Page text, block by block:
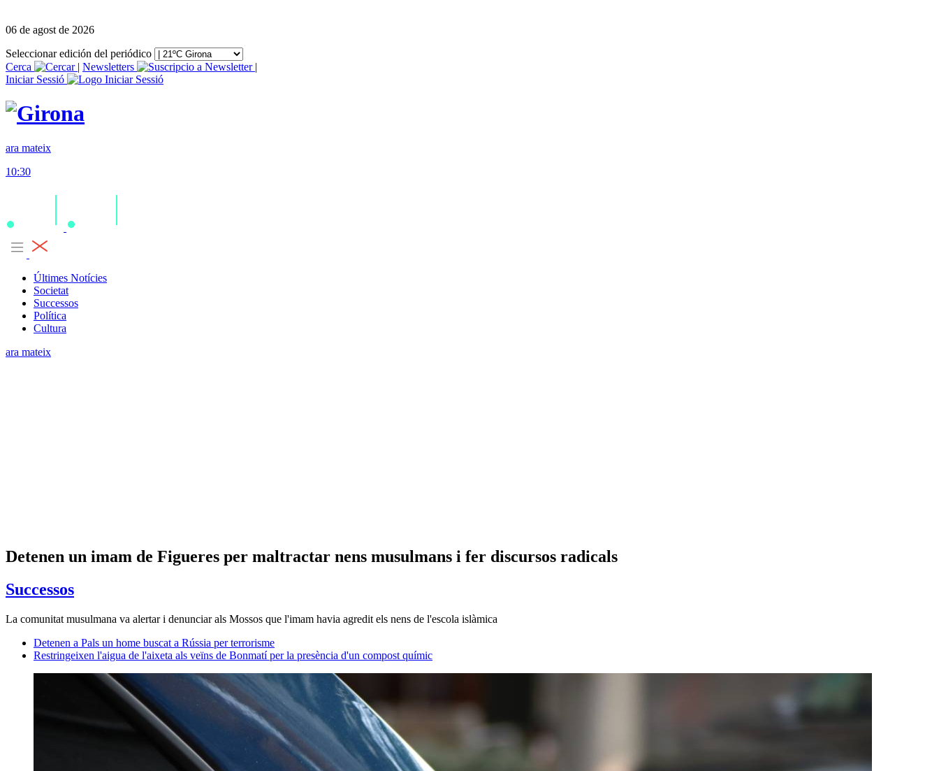
06 de agost de 2026
Seleccionar edición del periódico
Cerca
| Newsletters
|
Iniciar Sessió
ara mateix
10:30
Últimes Notícies
Societat
Successos
Política
Cultura
ara mateix
Detenen un imam de Figueres per maltractar nens musulmans i fer discursos radicals
Successos
La comunitat musulmana va alertar i denunciar als Mossos que l'imam havia agredit els nens de l'escola islàmica
Detenen a Pals un home buscat a Rússia per terrorisme
Restringeixen l'aigua de l'aixeta als veïns de Bonmatí per la presència d'un compost químic